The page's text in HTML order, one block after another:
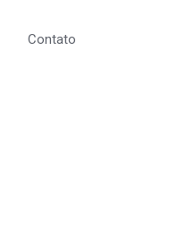
Contato